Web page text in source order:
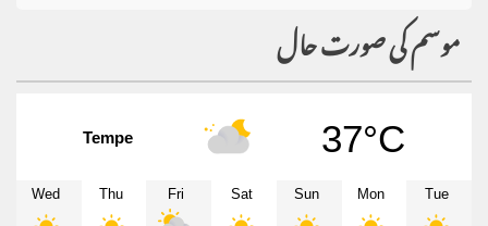
موسم کی صورت حال
Tempe 37°C
Wed Thu Fri Sat Sun Mon Tue